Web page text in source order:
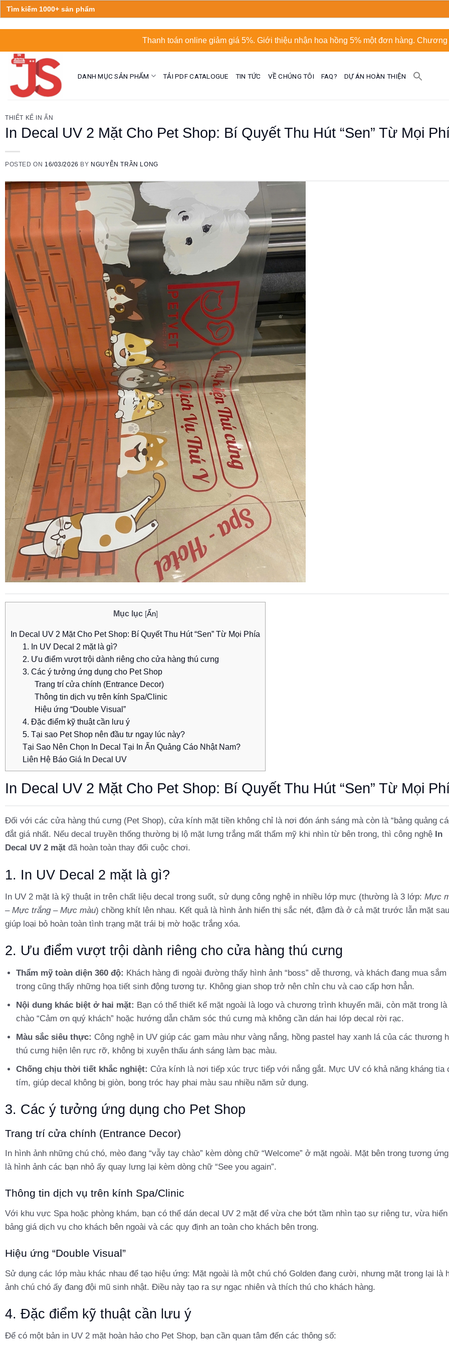
Search
for:
to
content
Thanh toán online giảm giá 5%. Giới thiệu nhận hoa hồng 5% một đơn hàng.
DANH MỤC SẢN PHẨM TẢI PDF CATALOGUE TIN TỨC VỀ CHÚNG TÔI FAQ? DỰ ÁN HOÀN THIỆN
THIẾT KẾ IN ẤN
In Decal UV 2 Mặt Cho Pet Shop: Bí Quyết Thu Hút “Sen” Từ Mọi
POSTED ON 16/03/2026 BY NGUYỄN TRẦN LONG
Mục lục [Ẩn]
In Decal UV 2 Mặt Cho Pet Shop: Bí Quyết Thu Hút “Sen” Từ Mọi Phía
1. In UV Decal 2 mặt là gì?
2. Ưu điểm vượt trội dành riêng cho cửa hàng thú cưng
3. Các ý tưởng ứng dụng cho Pet Shop
Trang trí cửa chính (Entrance Decor)
Thông tin dịch vụ trên kính Spa/Clinic
Hiệu ứng “Double Visual”
4. Đặc điểm kỹ thuật cần lưu ý
5. Tại sao Pet Shop nên đầu tư ngay lúc này?
Tại Sao Nên Chọn In Decal Tại In Ấn Quảng Cáo Nhật Nam?
Liên Hệ Báo Giá In Decal UV
In Decal UV 2 Mặt Cho Pet Shop: Bí Quyết Thu Hút “Sen” Từ Mọi
Đối với các cửa hàng thú cưng (Pet Shop), cửa kính mặt tiền không chỉ là nơi đón ánh sáng mà còn là “bảng quảng
đắt giá nhất. Nếu decal truyền thống thường bị lộ mặt lưng trắng mất thẩm mỹ khi nhìn từ bên trong, thì công nghệ In
Decal UV 2 mặt đã hoàn toàn thay đổi cuộc chơi.
1. In UV Decal 2 mặt là gì?
In UV 2 mặt là kỹ thuật in trên chất liệu decal trong suốt, sử dụng công nghệ in nhiều lớp mực (thường là 3 lớp: Mực
– Mực trắng – Mực màu) chồng khít lên nhau. Kết quả là hình ảnh hiển thị sắc nét, đậm đà ở cả mặt trước lẫn mặt
giúp loại bỏ hoàn toàn tình trạng mặt trái bị mờ hoặc trắng xóa.
2. Ưu điểm vượt trội dành riêng cho cửa hàng thú cưng
Thẩm mỹ toàn diện 360 độ: Khách hàng đi ngoài đường thấy hình ảnh “boss” dễ thương, và khách đang mua sắm
trong cũng thấy những họa tiết sinh động tương tự. Không gian shop trở nên chỉn chu và cao cấp hơn hẳn.
Nội dung khác biệt ở hai mặt: Bạn có thể thiết kế mặt ngoài là logo và chương trình khuyến mãi, còn mặt trong
chào “Cảm ơn quý khách” hoặc hướng dẫn chăm sóc thú cưng mà không cần dán hai lớp decal rời rạc.
Màu sắc siêu thực: Công nghệ in UV giúp các gam màu như vàng nắng, hồng pastel hay xanh lá của các thương
thú cưng hiện lên rực rỡ, không bị xuyên thấu ánh sáng làm bạc màu.
Chống chịu thời tiết khắc nghiệt: Cửa kính là nơi tiếp xúc trực tiếp với nắng gắt. Mực UV có khả năng kháng tia
tím, giúp decal không bị giòn, bong tróc hay phai màu sau nhiều năm sử dụng.
3. Các ý tưởng ứng dụng cho Pet Shop
Trang trí cửa chính (Entrance Decor)
In hình ảnh những chú chó, mèo đang “vẫy tay chào” kèm dòng chữ “Welcome” ở mặt ngoài. Mặt bên trong tương
là hình ảnh các bạn nhỏ ấy quay lưng lại kèm dòng chữ “See you again”.
Thông tin dịch vụ trên kính Spa/Clinic
Với khu vực Spa hoặc phòng khám, bạn có thể dán decal UV 2 mặt để vừa che bớt tầm nhìn tạo sự riêng tư, vừa hiển
bảng giá dịch vụ cho khách bên ngoài và các quy định an toàn cho khách bên trong.
Hiệu ứng “Double Visual”
Sử dụng các lớp màu khác nhau để tạo hiệu ứng: Mặt ngoài là một chú chó Golden đang cười, nhưng mặt trong lại là
ảnh chú chó ấy đang đội mũ sinh nhật. Điều này tạo ra sự ngạc nhiên và thích thú cho khách hàng.
4. Đặc điểm kỹ thuật cần lưu ý
Để có một bản in UV 2 mặt hoàn hảo cho Pet Shop, bạn cần quan tâm đến các thông số: